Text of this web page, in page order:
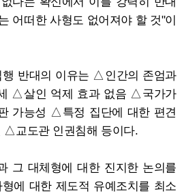
어떠한 사형도 없어져야 할 것"이
행 반대의 이유는 △인간의 존엄과
△살인 억제 효과 없음 △국가가
가능성 △특정 집단에 대한 편견
교도관 인권침해 등이다.
그 대체형에 대한 진지한 논의를
에 대한 제도적 유예조치를 최소